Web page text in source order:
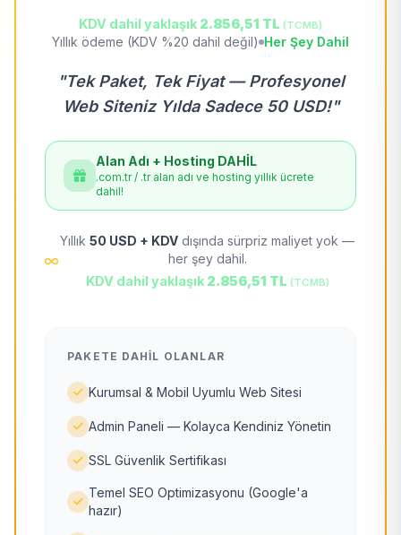
KDV dahil yaklaşık 2.856,51 TL (TCMB)
Yıllık ödeme (KDV %20 dahil değil) Her Şey Dahil
"Tek Paket, Tek Fiyat — Profesyonel
Web Siteniz Yılda Sadece 50 USD!"
Alan Adı + Hosting DAHİL
.com.tr / .tr alan adı ve hosting yıllık ücrete
dahil!
Yıllık 50 USD + KDV dışında sürpriz maliyet yok —
her şey dahil.
KDV dahil yaklaşık 2.856,51 TL (TCMB)
PAKETE DAHIL OLANLAR
Kurumsal & Mobil Uyumlu Web Sitesi
Admin Paneli — Kolayca Kendiniz Yönetin
SSL Güvenlik Sertifikası
Temel SEO Optimizasyonu (Google'a
hazır)